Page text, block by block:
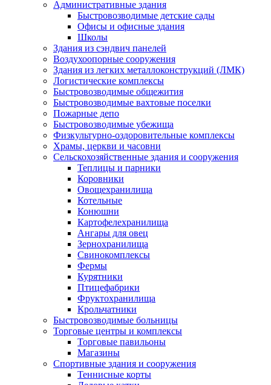
Административные здания
Быстровозводимые детские сады
Офисы и офисные здания
Школы
Здания из сэндвич панелей
Воздухоопорные сооружения
Здания из легких металлоконструкций (ЛМК)
Логистические комплексы
Быстровозводимые общежития
Быстровозводимые вахтовые поселки
Пожарные депо
Быстровозводимые убежища
Физкультурно-оздоровительные комплексы
Храмы, церкви и часовни
Сельскохозяйственные здания и сооружения
Теплицы и парники
Коровники
Овощехранилища
Котельные
Конюшни
Картофелехранилища
Ангары для овец
Зернохранилища
Свинокомплексы
Фермы
Курятники
Птицефабрики
Фруктохранилища
Крольчатники
Быстровозводимые больницы
Торговые центры и комплексы
Торговые павильоны
Магазины
Спортивные здания и сооружения
Теннисные корты